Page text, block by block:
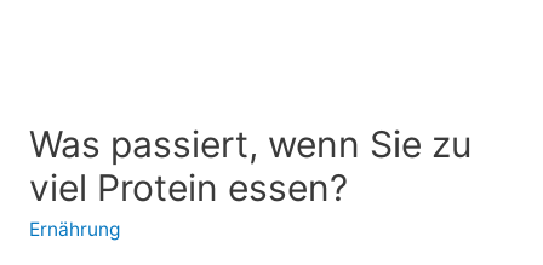
Was passiert, wenn Sie zu
viel Protein essen?
Ernährung